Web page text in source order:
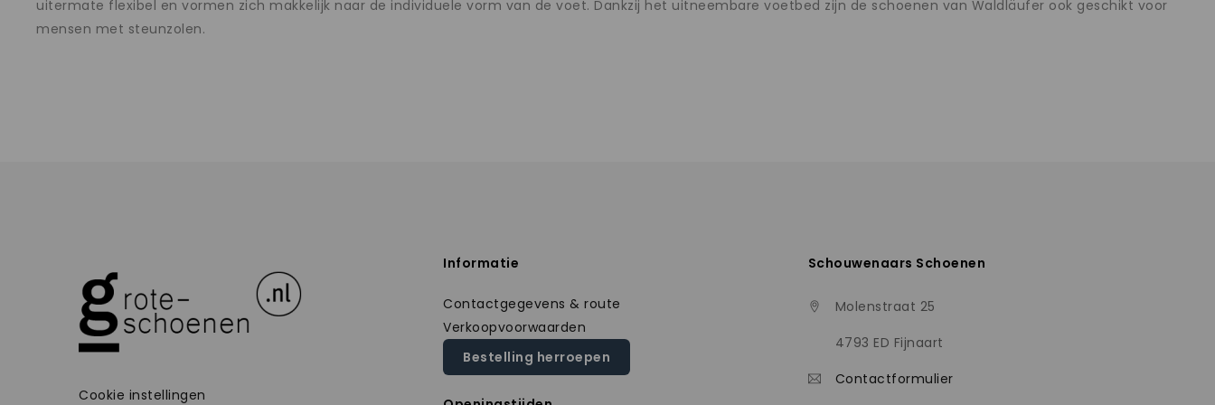
uitermate flexibel en vormen zich makkelijk naar de individuele vorm van de voet. Dankzij het uitneembare voetbed zijn de schoenen van Waldläufer ook geschikt voor
mensen met steunzolen.
Cookie instellingen
Informatie
Contactgegevens & route
Verkoopvoorwaarden
Bestelling herroepen
Schouwenaars Schoenen
Molenstraat 25
4793 ED Fijnaart
Contactformulier